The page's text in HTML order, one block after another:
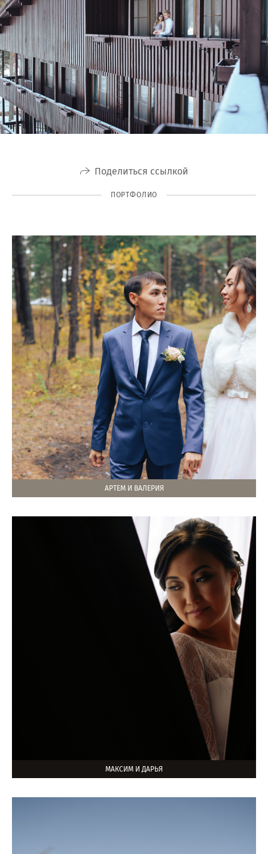
Поделиться ссылкой
ПОРТФОЛИО
АРТЕМ И ВАЛЕРИЯ
МАКСИМ И ДАРЬЯ